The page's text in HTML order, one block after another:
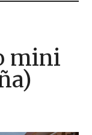
mini